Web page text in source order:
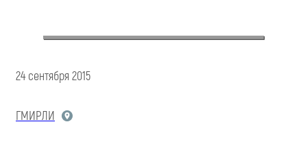
24 сентября 2015
ГМИРЛИ